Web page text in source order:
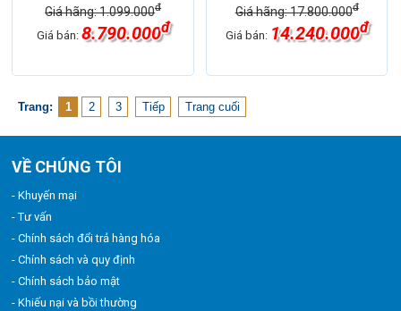
Giá hãng: 1.099.000đ
Giá bán: 8.790.000đ
Giá hãng: 17.800.000đ
Giá bán: 14.240.000đ
Trang: 1 2 3 Tiếp Trang cuối
VỀ CHÚNG TÔI
- Khuyến mại
- Tư vấn
- Chính sách đổi trả hàng hóa
- Chính sách và quy định
- Chính sách bảo mật
- Khiếu nại và bồi thường